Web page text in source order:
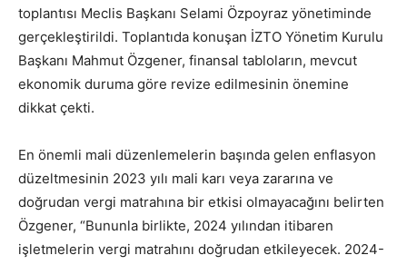
toplantısı Meclis Başkanı Selami Özpoyraz yönetiminde
gerçekleştirildi. Toplantıda konuşan İZTO Yönetim Kurulu
Başkanı Mahmut Özgener, finansal tabloların, mevcut
ekonomik duruma göre revize edilmesinin önemine
dikkat çekti.
En önemli mali düzenlemelerin başında gelen enflasyon
düzeltmesinin 2023 yılı mali karı veya zararına ve
doğrudan vergi matrahına bir etkisi olmayacağını belirten
Özgener, “Bununla birlikte, 2024 yılından itibaren
işletmelerin vergi matrahını doğrudan etkileyecek. 2024-